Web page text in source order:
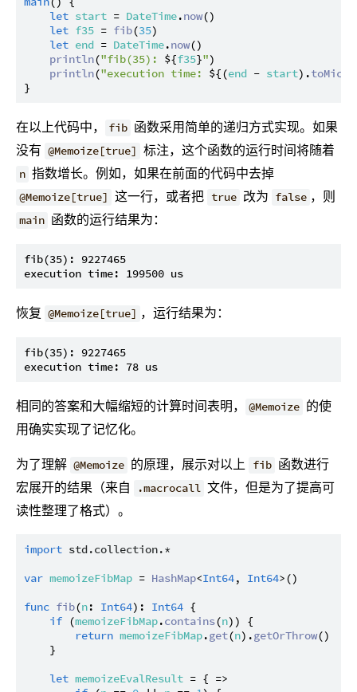
let start = DateTime.now()
let f35 = fib(35)
let end = DateTime.now()
println("fib(35): ${f35}")
println("execution time: ${(end - start).
在以上代码中， fib 函数采用简单的递归方式实现。如果
没有 @Memoize[true] 标注，这个函数的运行时间将随着
n 指数增长。例如，如果在前面的代码中去掉
@Memoize[true] 这一行，或者把 true 改为 false ，则
main 函数的运行结果为：
fib(35): 9227465
恢复 @Memoize[true] ，运行结果为：
fib(35): 9227465
相同的答案和大幅缩短的计算时间表明， @Memoize 的使
用确实实现了记忆化。
为了理解 @Memoize 的原理，展示对以上 fib 函数进行
宏展开的结果（来自
.macrocall 文件，但是为了提高可
读性整理了格式）。
import std.collection.*
var memoizeFibMap = HashMap<Int64, Int64>()
func fib(n: Int64): Int64 {
if (memoizeFibMap.contains(n)) {
return memoizeFibMap.get(n).getOrThrow()
    }
let memoizeEvalResult = { =>